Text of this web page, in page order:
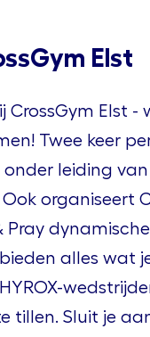
Elst
CrossGym Elst -
Twee keer
onder leiding van
organiseert
Pray
alles wat
tillen. Sluit je